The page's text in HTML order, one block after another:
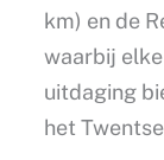
km) en de
waarbij
uitdaging
het